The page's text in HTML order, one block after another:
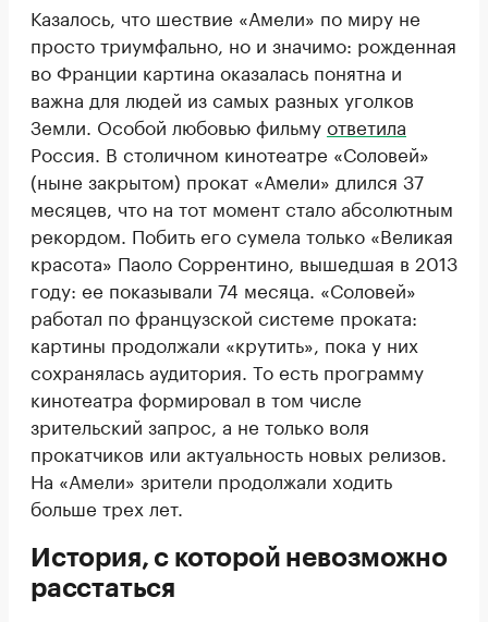
Казалось, что шествие «Амели» по миру не
просто триумфально, но и значимо: рожденная
во Франции картина оказалась понятна и
важна для людей из самых разных уголков
Земли. Особой любовью фильмуответила
Россия. В столичном кинотеатре «Соловей»
(ныне закрытом) прокат «Амели» длился 37
месяцев, что на тот момент стало абсолютным
рекордом. Побить его сумела только «Великая
красота» Паоло Соррентино, вышедшая в 2013
году: ее показывали 74 месяца. «Соловей»
работал по французской системе проката:
картины продолжали «крутить», пока у них
сохранялась аудитория. То есть программу
кинотеатра формировал в том числе
зрительский запрос, а не только воля
прокатчиков или актуальность новых релизов.
На «Амели» зрители продолжали ходить
больше трех лет.
История, с которой невозможно
расстаться